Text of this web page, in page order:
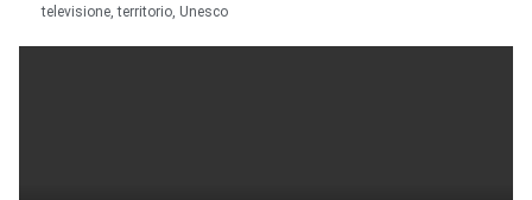
televisione ,territorio Unesco